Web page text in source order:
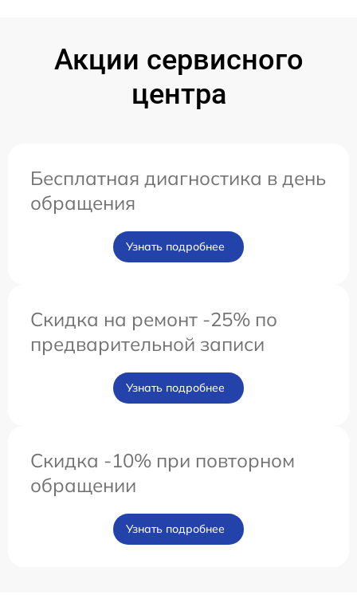
Акции сервисного
центра
Бесплатная диагностика в день
обращения
Узнать подробнее
Скидка на ремонт -25% по
предварительной записи
Узнать подробнее
Скидка -10% при повторном
обращении
Узнать подробнее